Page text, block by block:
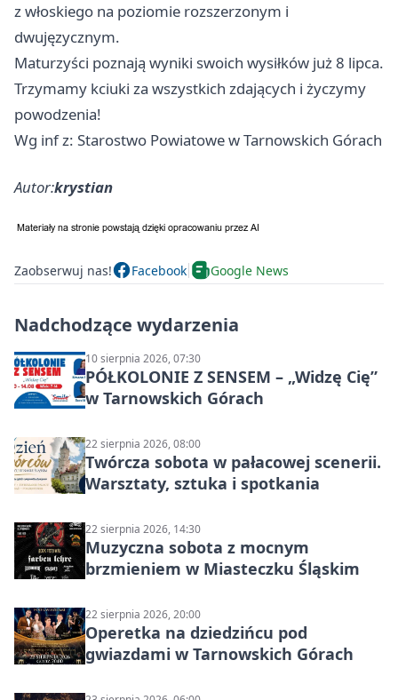
z włoskiego na poziomie rozszerzonym i
dwujęzycznym.
Maturzyści poznają wyniki swoich wysiłków już 8 lipca.
Trzymamy kciuki za wszystkich zdających i życzymy
powodzenia!
Wg inf z: Starostwo Powiatowe w Tarnowskich Górach
Autor:krystian
Zaobserwuj nas! Facebook Google News
Nadchodzące wydarzenia
10 sierpnia 2026, 07:30
PÓŁKOLONIE Z SENSEM – „Widzę Cię”
w Tarnowskich Górach
22 sierpnia 2026, 08:00
Twórcza sobota w pałacowej scenerii.
Warsztaty, sztuka i spotkania
22 sierpnia 2026, 14:30
Muzyczna sobota z mocnym
brzmieniem w Miasteczku Śląskim
22 sierpnia 2026, 20:00
Operetka na dziedzińcu pod
gwiazdami w Tarnowskich Górach